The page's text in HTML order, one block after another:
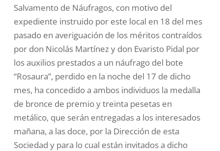
Salvamento de Náufragos, con motivo del
expediente instruido por este local en 18 del mes
pasado en averiguación de los méritos contraídos
por don Nicolás Martínez y don Evaristo Pidal por
los auxilios prestados a un náufrago del bote
“Rosaura”, perdido en la noche del 17 de dicho
mes, ha concedido a ambos individuos la medalla
de bronce de premio y treinta pesetas en
metálico, que serán entregadas a los interesados
mañana, a las doce, por la Dirección de esta
Sociedad y para lo cual están invitados a dicho